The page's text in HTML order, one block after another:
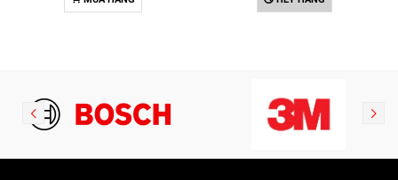
SLK200 (2011-2015) chính